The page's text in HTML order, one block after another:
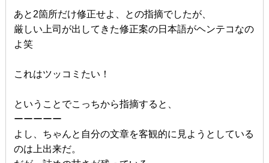
あと2箇所だけ修正せよ、との指摘でしたが、
厳しい上司が出してきた修正案の日本語がヘンテコなの
よ笑
これはツッコミたい！
ということでこっちから指摘すると、
ーーーーー
よし、ちゃんと自分の文章を客観的に見ようとしている
のは上出来だ。